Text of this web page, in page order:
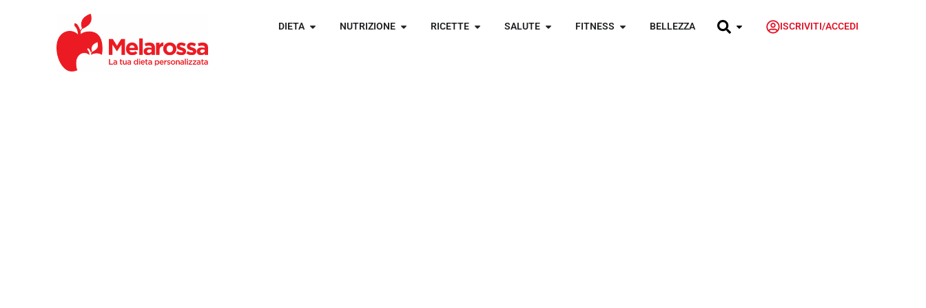
DIETA NUTRIZIONE RICETTE SALUTE FITNESS BELLEZZA ISCRIVITI/ACCEDI